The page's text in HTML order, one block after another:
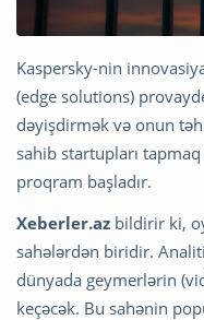
Kaspersky-nin
(edge solutions)
dəyişdirmək və onun
sahib startupları
proqram başladır.
Xeberler.az bildirir ki,
sahələrdən biridir.
dünyada geymerlərin
keçəcək. Bu sahənin